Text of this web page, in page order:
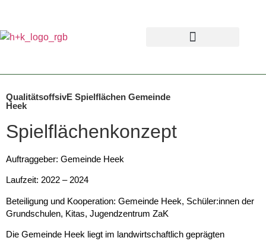
QualitätsoffsivE Spielflächen Gemeinde
Heek
Spielflächenkonzept
Auftraggeber: Gemeinde Heek
Laufzeit: 2022 – 2024
Beteiligung und Kooperation: Gemeinde Heek, Schüler:innen der
Grundschulen, Kitas, Jugendzentrum ZaK
Die Gemeinde Heek liegt im landwirtschaftlich geprägten